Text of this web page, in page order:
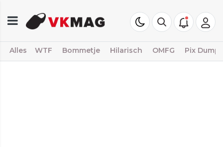
Alles WTF Bommetje Hilarisch OMFG Pix Dump